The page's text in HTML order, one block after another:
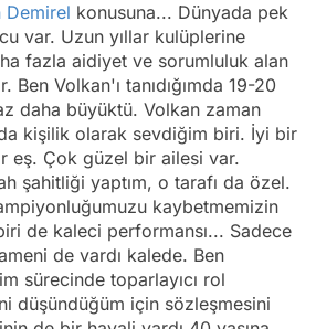
Demirel konusuna... Dünyada pek
var. Uzun yıllar kulüplerine
fazla aidiyet ve sorumluluk alan
Ben Volkan'ı tanıdığımda 19-20
daha büyüktü. Volkan zaman
kişilik olarak sevdiğim biri. İyi bir
eş. Çok güzel bir ailesi var.
şahitliği yaptım, o tarafı da özel.
kaybetmemizin
de kaleci performansı... Sadece
de vardı kalede. Ben
sürecinde toparlayıcı rol
düşündüğüm için sözleşmesini